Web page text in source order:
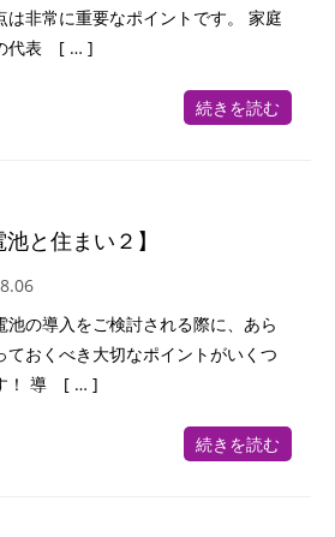
は非常に重要なポイントです。 家庭
代表 [ … ]
続きを読む
池と住まい２】
池の導入をご検討される際に、あら
ておくべき大切なポイントがいくつ
！ 導 [ … ]
続きを読む